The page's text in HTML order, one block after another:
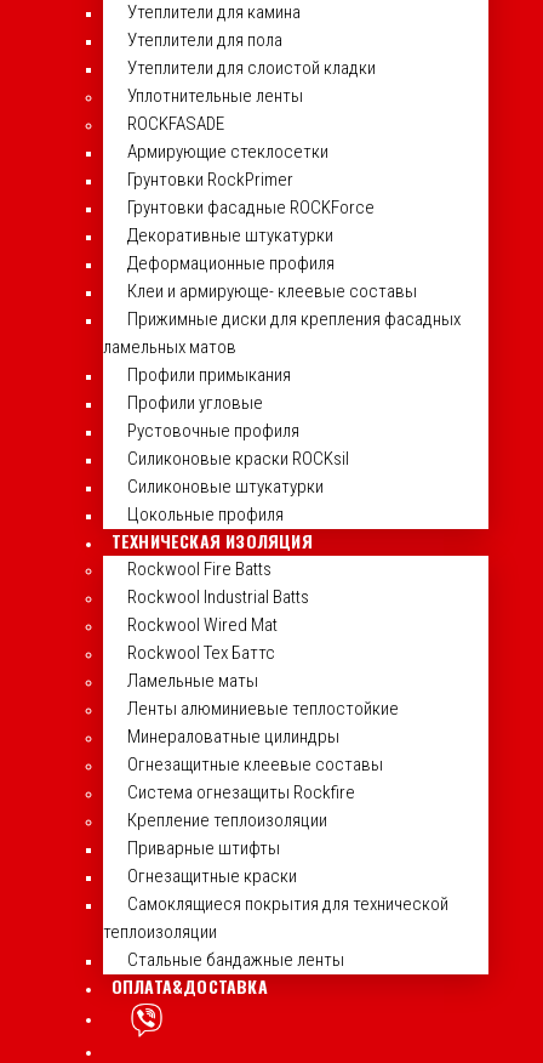
Утеплители для камина
Утеплители для пола
Утеплители для слоистой кладки
Уплотнительные ленты
ROCKFASADE
Армирующие стеклосетки
Грунтовки RockPrimer
Грунтовки фасадные ROCKForce
Декоративные штукатурки
Деформационные профиля
Клеи и армирующе- клеевые составы
Прижимные диски для крепления фасадных
ламельных матов
Профили примыкания
Профили угловые
Рустовочные профиля
Силиконовые краски ROCKsil
Силиконовые штукатурки
Цокольные профиля
ТЕХНИЧЕСКАЯ ИЗОЛЯЦИЯ
Rockwool Fire Batts
Rockwool Industrial Batts
Rockwool Wired Mat
Rockwool Тех Баттс
Ламельные маты
Ленты алюминиевые теплостойкие
Минераловатные цилиндры
Огнезащитные клеевые составы
Система огнезащиты Rockfire
Крепление теплоизоляции
Приварные штифты
Огнезащитные краски
Самоклящиеся покрытия для технической
теплоизоляции
Стальные бандажные ленты
ОПЛАТА&ДОСТАВКА